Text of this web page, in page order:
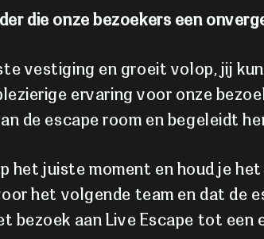
die onze bezoekers een
vestiging en groeit volop, jij
ervaring voor onze
de escape room en begeleidt
het juiste moment en houd je
het volgende team en dat de
bezoek aan Live Escape tot een